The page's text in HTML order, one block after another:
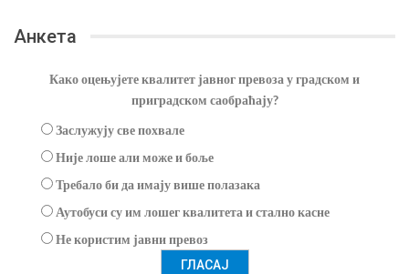
Анкета
Како оцењујете квалитет јавног превоза у градском и
приградском саобраћају?
Заслужују све похвале
Није лоше али може и боље
Требало би да имају више полазака
Аутобуси су им лошег квалитета и стално касне
Не користим јавни превоз